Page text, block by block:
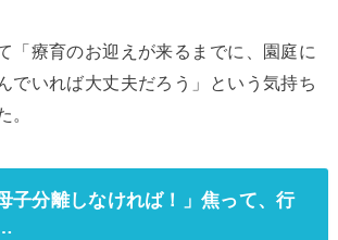
「療育のお迎えが来るまでに、園庭に
でいれば大丈夫だろう」という気持ち
。
子分離しなければ！」焦って、行